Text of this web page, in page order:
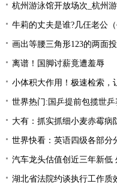
杭州游泳馆开放场次_杭州
牛莉的丈夫是谁?几仼老公
画出等腰三角形123的两面
离谱！国脚讨薪竟遭羞辱
小体积大作用！极速检索，
世界热门:国乒提前包揽世
大有：抓实抓细小麦赤霉病
世界快看：英语四级各部分
汽车龙头估值创近三年新低 外资出手超
湖北省法院约谈执行工作质效落